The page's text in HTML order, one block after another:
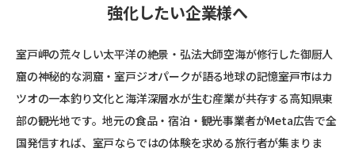
強化したい企業様へ
室戸岬の荒々しい太平洋の絶景・弘法大師空海が修行した御厨人
窟の神秘的な洞窟・室戸ジオパークが語る地球の記憶――室戸市はカ
ツオの一本釣り文化と海洋深層水が生む産業が共存する高知県東
部の観光地です。地元の食品・宿泊・観光事業者がMeta広告で全
国発信すれば、室戸ならではの体験を求める旅行者が集まりま